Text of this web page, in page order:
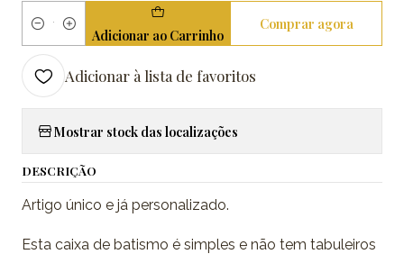
Quantidade Adicionar ao Carrinho
Comprar agora
Adicionar à lista de favoritos
Mostrar stock das localizações
DESCRIÇÃO
Artigo único e já personalizado.
Esta caixa de batismo é simples e não tem tabuleiros